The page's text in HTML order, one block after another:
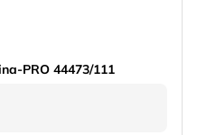
PRO 44473/111